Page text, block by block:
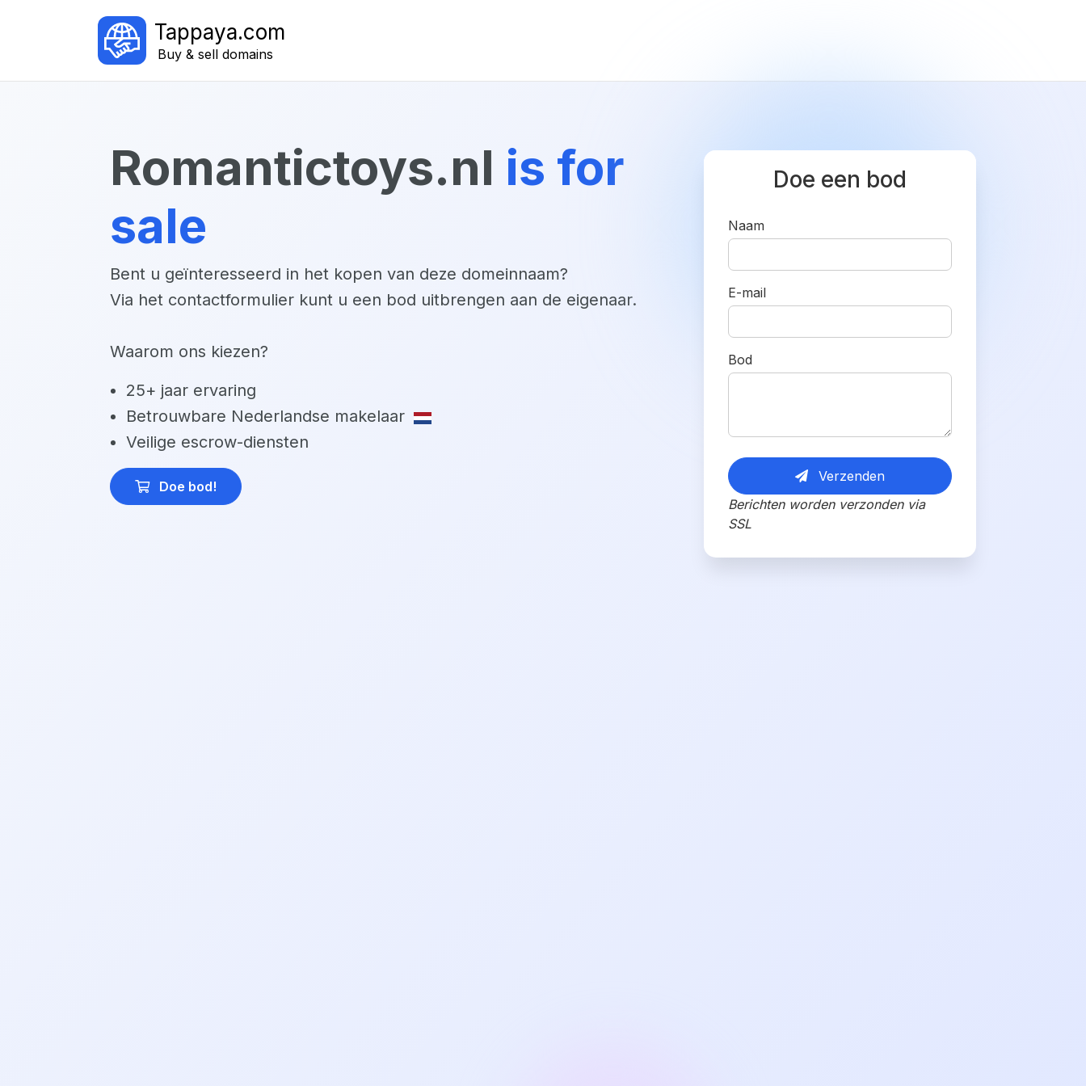
Tappaya.com
Buy & sell domains
romantictoys.nl is for
sale
Bent u geïnteresseerd in het kopen van deze domeinnaam?
Via het contactformulier kunt u een bod uitbrengen aan de eigenaar.
Waarom ons kiezen?
25+ jaar ervaring
Betrouwbare Nederlandse makelaar
Veilige escrow-diensten
Doe bod!
Doe een bod
Naam
E-mail
Bod
Verzenden
Berichten worden verzonden via
SSL